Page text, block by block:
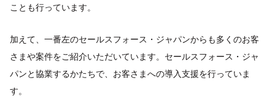
ことも行っています。
加えて、一番左のセールスフォース・ジャパンからも多くのお客
さまや案件をご紹介いただいています。セールスフォース・ジャ
パンと協業するかたちで、お客さまへの導入支援を行っていま
す。